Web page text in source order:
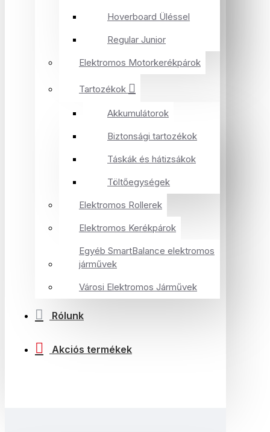
Hoverboard Üléssel
Regular Junior
Elektromos Motorkerékpárok
Tartozékok
Akkumulátorok
Biztonsági tartozékok
Táskák és hátizsákok
Töltőegységek
Elektromos Rollerek
Elektromos Kerékpárok
Egyéb SmartBalance elektromos
járművek
Városi Elektromos Járművek
Rólunk
Akciós termékek